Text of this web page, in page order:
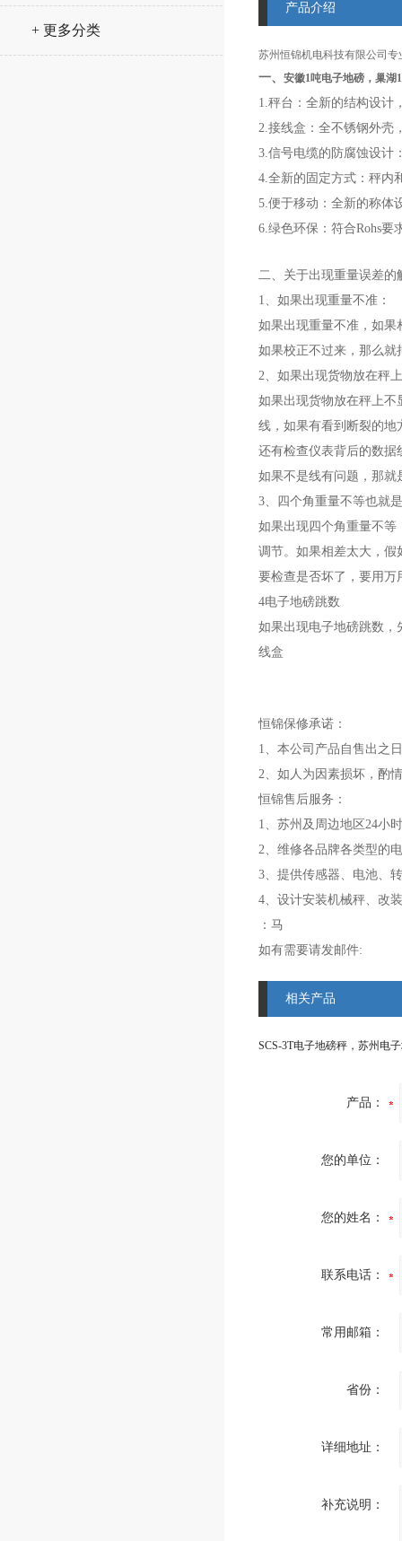
+ 更多分类
产品介绍
苏州恒锦机电科技有限公司
一、 安徽1吨电子地磅，巢湖
1.秤台：全新的结构设计
2.接线盒：全不锈钢外壳
3.信号电缆的防腐蚀设计
4.全新的固定方式：秤内
5.便于移动：全新的称体
6.绿色环保：符合Rohs
二、关于出现重量误差的
1、如果出现重量不准：
如果出现重量不准，如果
如果校正不过来，那么就
2、如果出现货物放在秤
如果出现货物放在秤上不
线，如果有看到断裂的地
还有检查仪表背后的数据
如果不是线有问题，那就
3、四个角重量不等也就
如果出现四个角重量不等
调节。如果相差太大，假
要检查是否坏了，要用万
4电子地磅跳数
如果出现电子地磅跳数，
线盒
恒锦保修承诺：
1、本公司产品自售出之
2、如人为因素损坏，酌
恒锦售后服务：
1、苏州及周边地区24小
2、维修各品牌各类型的
3、提供传感器、电池、
4、设计安装机械秤、改
：马
如有需要请发邮件:
相关产品
产品：
您的单位：
您的姓名：
联系电话：
常用邮箱：
省份：
详细地址：
补充说明：